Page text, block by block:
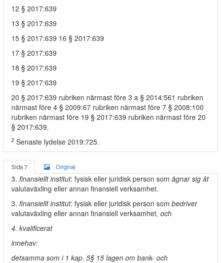
12 § 2017:639
13 § 2017:639
15 § 2017:639 16 § 2017:639
17 § 2017:639
18 § 2017:639
19 § 2017:639
20 § 2017:639 rubriken närmast före 3 a § 2014:561 rubriken
närmast före 4 § 2009:67 rubriken närmast före 7 § 2008:100
rubriken närmast före 19 § 2017:639 rubriken närmast före 20
§ 2017:639.
2 Senaste lydelse 2019:725.
Sida 7 Original
3. finansiellt institut: fysisk eller juridisk person som ägnar sig åt
valutaväxling eller annan finansiell verksamhet.
3. finansiellt institut: fysisk eller juridisk person som bedriver
valutaväxling eller annan finansiell verksamhet, och
4. kvalificerat
innehav:
detsamma som i 1 kap. 5§ 15 lagen om bank- och